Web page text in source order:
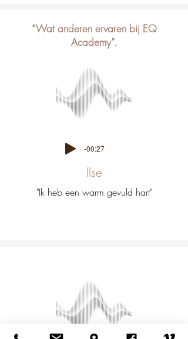
“Wat anderen ervaren bij EQ
Academy”.
-00:27
Ilse
"Ik heb een warm gevuld hart"